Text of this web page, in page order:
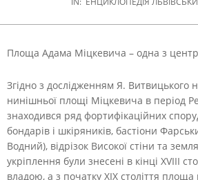
Площа Адама Міцкевича – одна з
Згідно з дослідженням Я. Витвицького
нинішньої площі Міцкевича в період
знаходився ряд фортифікаційних
бондарів і шкіряників, бастіони
Водний), відрізок Високої стіни та
укріплення були знесені в кінці XVIII
владою, а з початку XIX століття площа